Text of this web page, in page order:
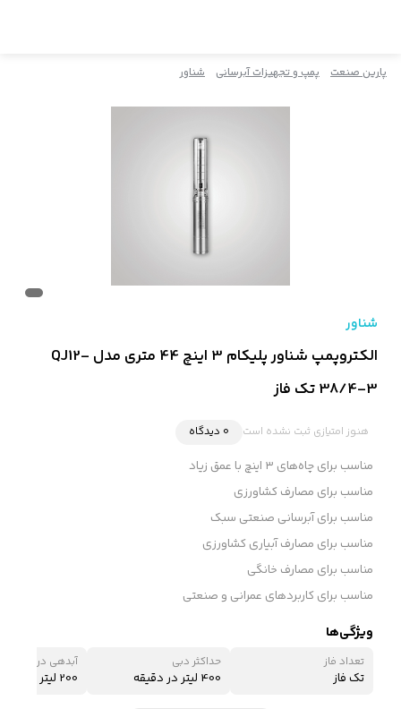
پارین صنعت پمپ و تجهیزات آبرسانی شناور
شناور
الکتروپمپ شناور پلیکام 3 اینچ 44 متری مدل QJ12-
38/4-3 تک فاز
هنوز امتیازی ثبت نشده است 0 دیدگاه
مناسب برای چاه‌های ۳ اینچ با عمق زیاد
مناسب برای مصارف کشاورزی
مناسب برای آبرسانی صنعتی سبک
مناسب برای مصارف آبیاری کشاورزی
مناسب برای مصارف خانگی
مناسب برای کاربردهای عمرانی و صنعتی
ویژگی‌ها
تعداد فاز
تک فاز
حداکثر دبی
400 لیتر در دقیقه
آبدهی در نقطه
200 لیتر در دقیقه